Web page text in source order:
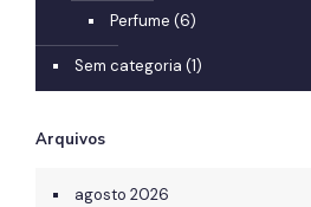
Perfume (6)
Sem categoria (1)
Arquivos
agosto 2026